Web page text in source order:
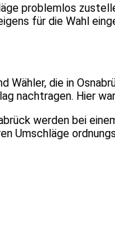
problemlos
für die Wahl
Wähler, die in
nachtragen. Hier
werden bei
Umschläge